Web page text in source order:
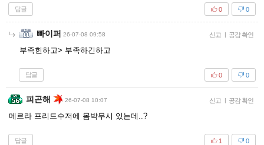
답글 0
0
빠이퍼 26-07-08 09:58 신고 | 공감 확인
부족힌하고> 부족하긴하고
답글 0
0
피곤해 26-07-08 10:07 신고 | 공감 확인
메르라 프리드수저에 몸박무시 있는데..?
답글 0
1